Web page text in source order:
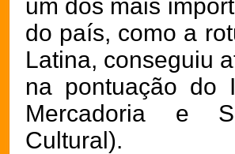
um dos mais
do país, como a
Latina, conseguiu
na pontuação do
Mercadoria e
Cultural).